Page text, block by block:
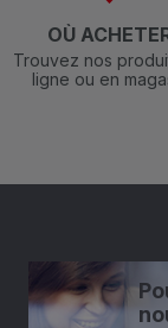
OÙ
Trouvez nos
ligne ou en